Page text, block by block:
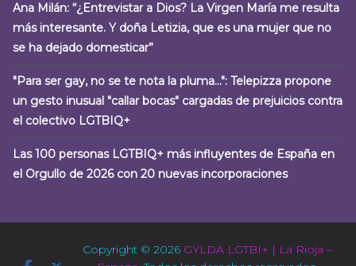
Ana Milán: “¿Entrevistar a Dios? La Virgen María me resulta
más interesante. Y doña Letizia, que es una mujer que no
se ha dejado domesticar”
"Para ser gay, no se te nota la pluma…": Telepizza propone
un gesto inusual "callar bocas" cargadas de prejuicios contra
el colectivo LGTBIQ+
Las 100 personas LGTBIQ+ más influyentes de España en
el Orgullo de 2026 con 20 nuevas incorporaciones
Copyright © 2026 GYLDA LGTBI+ | La Rioja –